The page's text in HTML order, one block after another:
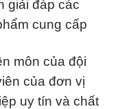
giải đáp các
cung cấp
môn của đội
của đơn vị
uy tín và chất